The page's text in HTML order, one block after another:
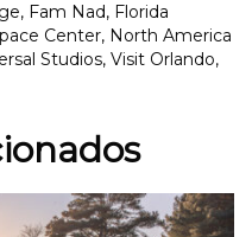
, Fam Nad, Florida
Center, North America
Studios, Visit Orlando,